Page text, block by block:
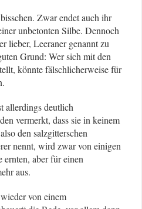
Zwar endet auch ihr
unbetonten Silbe. Dennoch
lieber, Leeraner genannt zu
Grund: Wer sich mit den
könnte fälschlicherweise für
allerdings deutlich
vermerkt, dass sie in keinem
den salzgitterschen
nennt, wird zwar von einigen
ernten, aber für einen
aus.
von einem